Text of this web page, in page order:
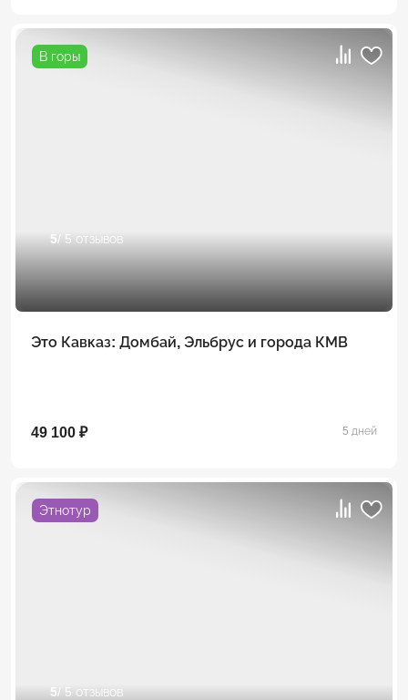
В горы
5/ 5 отзывов
Это Кавказ: Домбай, Эльбрус и города КМВ
49 100 ₽ 5 дней
Этнотур
5/ 5 отзывов